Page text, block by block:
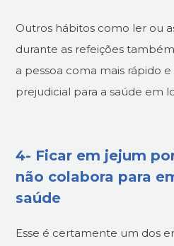
Outros hábitos como ler ou
durante as refeições
a pessoa coma mais rápido
prejudicial para a saúde em
4- Ficar em jejum
não colabora para
saúde
Esse é certamente um dos